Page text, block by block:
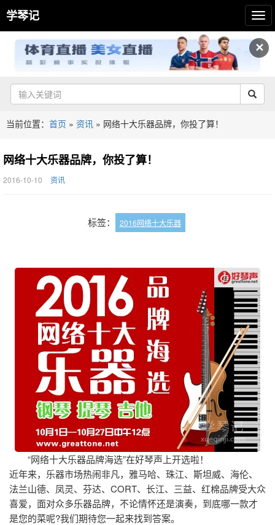
✕
学琴记
当前位置： 首页 » 资讯 » 网络十大乐器品牌，你投了算！
网络十大乐器品牌，你投了算！
2016-10-10 资讯
标签： 2016网络十大乐器
“网络十大乐器品牌海选”在好琴声上开选啦！
近年来，乐器市场热闹非凡，雅马哈、珠江、斯坦威、海伦、
法兰山德、凤灵、芬达、CORT、长江、三益、红棉品牌受大众
喜爱，面对众多乐器品牌，不论情怀还是演奏，到底哪一款才
是您的菜呢?我们期待您一起来找到答案。